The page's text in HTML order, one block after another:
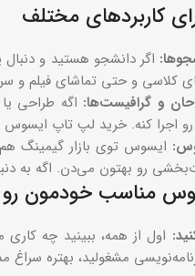
کاربردهای مختلف
: اگر دانشجو هستید و
کلاسی و حتی تماشای فیلم
و گرافیست‌ها: اگه طراحی
اجرا کنه. خرید لپ تاپ ایسوس
: ایسوس توی بازار گیمینگ
رو بهتون می‌دن. اگه به
مناسب خودمون رو
: اول از همه، ببینید چه
مشغولید، بهتره سراغ